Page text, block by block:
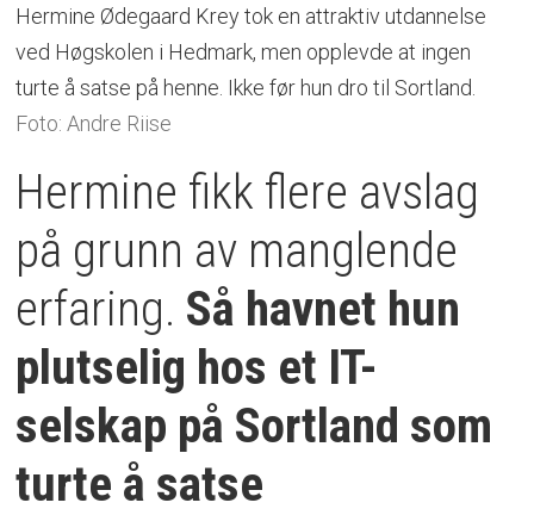
Hermine Ødegaard Krey tok en attraktiv utdannelse
ved Høgskolen i Hedmark, men opplevde at ingen
turte å satse på henne. Ikke før hun dro til Sortland.
Foto: Andre Riise
Hermine fikk flere avslag
på grunn av manglende
erfaring. Så havnet hun
plutselig hos et IT-
selskap på Sortland som
turte å satse